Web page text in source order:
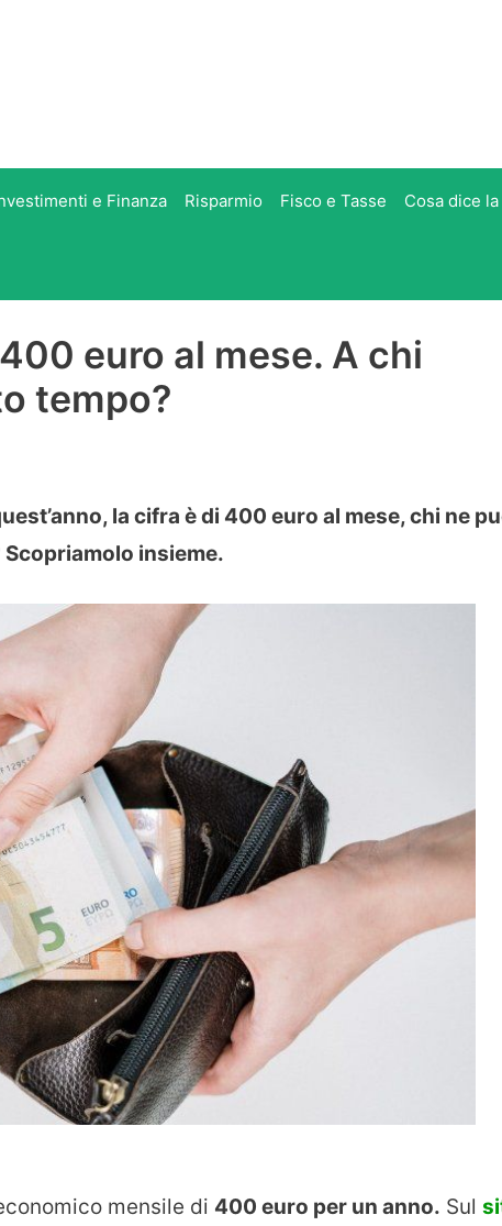
e Finanza Risparmio Fisco e Tasse Cosa dice
euro al mese. A chi
tempo?
la cifra è di 400 euro al mese, chi ne
insieme.
mensile di 400 euro per un anno. Sul